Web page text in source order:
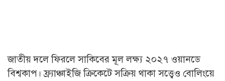
জাতীয় দলে ফিরলে সাকিবের মূল লক্ষ্য ২০২৭ ওয়ানডে
বিশ্বকাপ। ফ্র্যাঞ্চাইজি ক্রিকেটে সক্রিয় থাকা সত্ত্বেও বোলিংয়ে